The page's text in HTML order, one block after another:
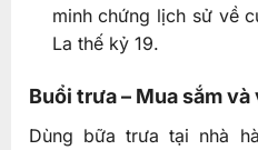
minh chứng lịch sử về
La thế kỷ 19.
Buổi trưa – Mua sắm
Dùng bữa trưa tại nhà